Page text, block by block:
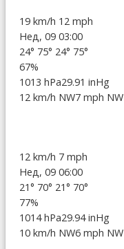
19 km/h 12 mph
Нед, 09 03:00
24° 75° 24° 75°
67%
1013 hPa29.91 inHg
12 km/h NW7 mph NW
12 km/h 7 mph
Нед, 09 06:00
21° 70° 21° 70°
77%
1014 hPa29.94 inHg
10 km/h NW6 mph NW